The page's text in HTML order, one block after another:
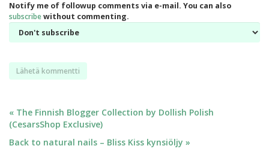
Notify me of followup comments via e-mail. You can also
subscribewithout commenting.
Artikkelien
selaus
« The Finnish Blogger Collection by Dollish Polish
(CesarsShop Exclusive)
Back to natural nails – Bliss Kiss kynsiöljy »